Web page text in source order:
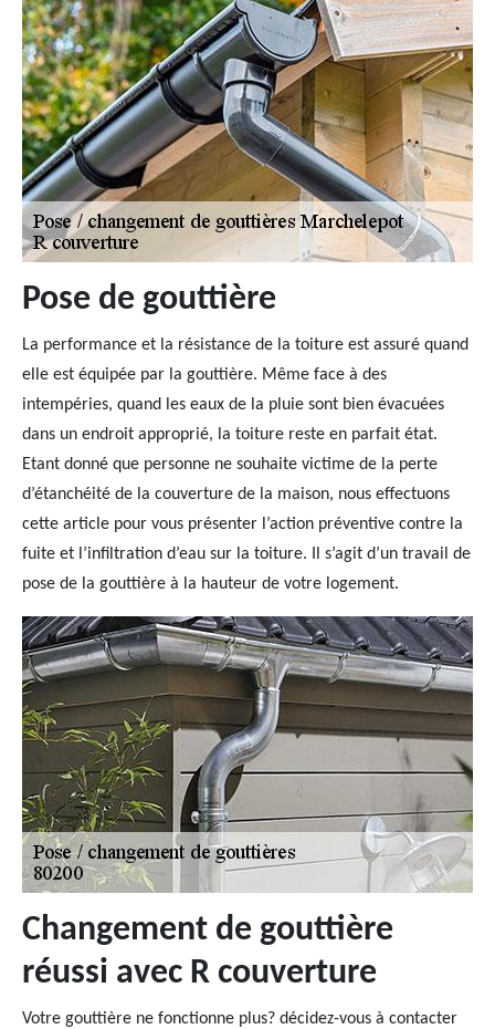
Pose de gouttière
La performance et la résistance de la toiture est assuré quand
elle est équipée par la gouttière. Même face à des
intempéries, quand les eaux de la pluie sont bien évacuées
dans un endroit approprié, la toiture reste en parfait état.
Etant donné que personne ne souhaite victime de la perte
d’étanchéité de la couverture de la maison, nous effectuons
cette article pour vous présenter l’action préventive contre la
fuite et l’infiltration d’eau sur la toiture. Il s’agit d’un travail de
pose de la gouttière à la hauteur de votre logement.
Changement de gouttière
réussi avec R couverture
Votre gouttière ne fonctionne plus? décidez-vous à contacter